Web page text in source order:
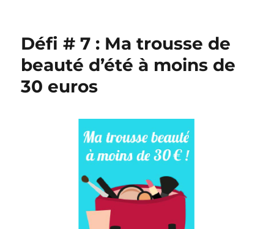
Défi # 7 : Ma trousse de
beauté d’été à moins de
30 euros